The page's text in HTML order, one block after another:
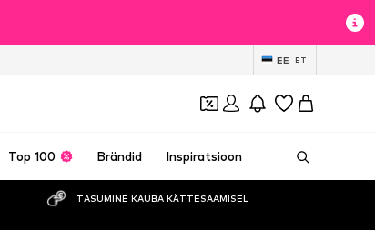
EE ET
Top 100 Brändid Inspiratsioon
TASUMINE KAUBA KÄTTESAAMISEL